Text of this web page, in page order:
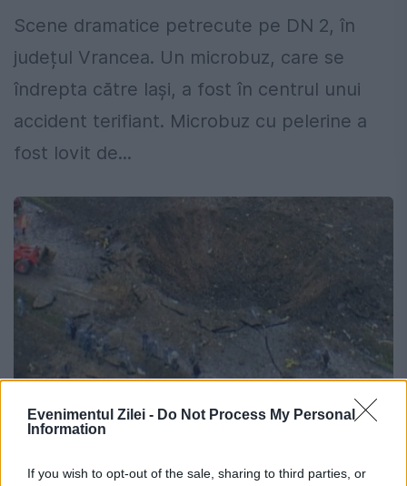
Evenimentul Zilei - Do Not Process My Personal
Information
If you wish to opt-out of the sale, sharing to third parties, or
Scene dramatice petrecute pe DN 2, în
județul Vrancea. Un microbuz, care se
îndrepta către Iași, a fost în centrul unui
accident terifiant. Microbuz cu pelerine a
fost lovit de...
Mihăileşti, locul în care AU MURIT 18